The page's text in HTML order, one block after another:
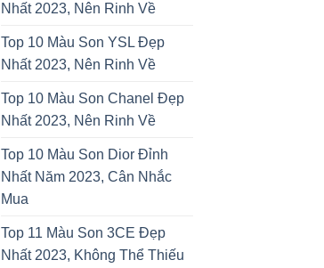
Nhất 2023, Nên Rinh Về
Top 10 Màu Son YSL Đẹp
Nhất 2023, Nên Rinh Về
Top 10 Màu Son Chanel Đẹp
Nhất 2023, Nên Rinh Về
Top 10 Màu Son Dior Đỉnh
Nhất Năm 2023, Cân Nhắc
Mua
Top 11 Màu Son 3CE Đẹp
Nhất 2023, Không Thể Thiếu